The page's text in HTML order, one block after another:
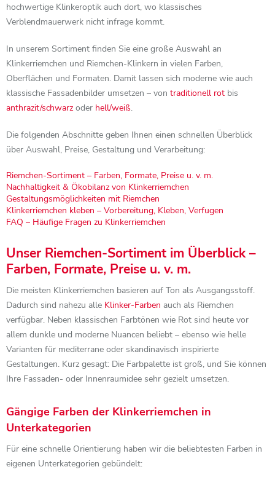
hochwertige Klinkeroptik auch dort, wo klassisches
Verblendmauerwerk nicht infrage kommt.
In unserem Sortiment finden Sie eine große Auswahl an
Klinkerriemchen und Riemchen-Klinkern in vielen Farben,
Oberflächen und Formaten. Damit lassen sich moderne wie auch
klassische Fassadenbilder umsetzen – von traditionell rot bis
anthrazit/schwarz oder hell/weiß.
Die folgenden Abschnitte geben Ihnen einen schnellen Überblick
über Auswahl, Preise, Gestaltung und Verarbeitung:
Riemchen-Sortiment – Farben, Formate, Preise u. v. m.
Nachhaltigkeit & Ökobilanz von Klinkerriemchen
Gestaltungsmöglichkeiten mit Riemchen
Klinkerriemchen kleben – Vorbereitung, Kleben, Verfugen
FAQ – Häufige Fragen zu Klinkerriemchen
Unser Riemchen-Sortiment im Überblick –
Farben, Formate, Preise u. v. m.
Die meisten Klinkerriemchen basieren auf Ton als Ausgangsstoff.
Dadurch sind nahezu alle Klinker-Farben auch als Riemchen
verfügbar. Neben klassischen Farbtönen wie Rot sind heute vor
allem dunkle und moderne Nuancen beliebt – ebenso wie helle
Varianten für mediterrane oder skandinavisch inspirierte
Gestaltungen. Kurz gesagt: Die Farbpalette ist groß, und Sie können
Ihre Fassaden- oder Innenraumidee sehr gezielt umsetzen.
Gängige Farben der Klinkerriemchen in
Unterkategorien
Für eine schnelle Orientierung haben wir die beliebtesten Farben in
eigenen Unterkategorien gebündelt: